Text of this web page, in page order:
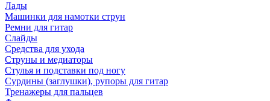
Лады
Машинки для намотки струн
Ремни для гитар
Слайды
Средства для ухода
Струны и медиаторы
Стулья и подставки под ногу
Сурдины (заглушки), рупоры для гитар
Тренажеры для пальцев